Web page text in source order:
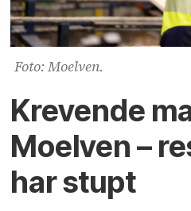
Foto: Moelven.
Krevende
Moelven –
har stupt